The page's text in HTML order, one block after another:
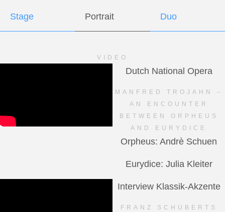
Stage Portrait Duo
VIDEO
Dutch National Opera
MANFRED TROJAHN –
AN ENCOUNTER
BETWEEN ORPHEUS
AND EURYDICE
Orpheus: Andrè Schuen
Eurydice: Julia Kleiter
Interview Klassik-Akzente
FRANZ SCHUBERTS